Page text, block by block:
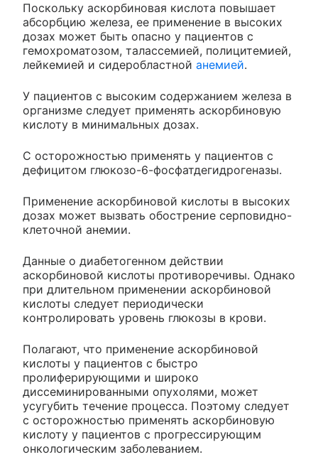
Поскольку аскорбиновая кислота повышает
абсорбцию железа, ее применение в высоких
дозах может быть опасно у пациентов с
гемохроматозом, талассемией, полицитемией,
лейкемией и сидеробластной анемией.
У пациентов с высоким содержанием железа в
организме следует применять аскорбиновую
кислоту в минимальных дозах.
С осторожностью применять у пациентов с
дефицитом глюкозо-6-фосфатдегидрогеназы.
Применение аскорбиновой кислоты в высоких
дозах может вызвать обострение серповидно-
клеточной анемии.
Данные о диабетогенном действии
аскорбиновой кислоты противоречивы. Однако
при длительном применении аскорбиновой
кислоты следует периодически
контролировать уровень глюкозы в крови.
Полагают, что применение аскорбиновой
кислоты у пациентов с быстро
пролиферирующими и широко
диссеминированными опухолями, может
усугубить течение процесса. Поэтому следует
с осторожностью применять аскорбиновую
кислоту у пациентов с прогрессирующим
онкологическим заболеванием.